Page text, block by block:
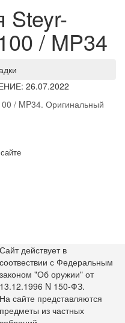
Steyr-
/ MP34
26.07.2022
/ MP34. Оригинальный
Сайт действует в
соотвествии с Федеральным
законом "Об оружии" от
13.12.1996 N 150-ФЗ.
На сайте представляются
предметы из частных